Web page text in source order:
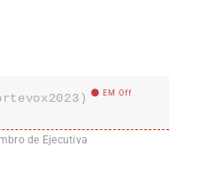
EM Off
de Ejecutiva